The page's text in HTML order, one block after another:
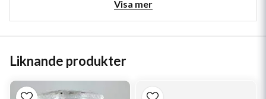
10.3 bar (149 psi)
Brand
Media Type
Visa mer
Liknande produkter